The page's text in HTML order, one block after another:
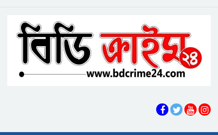
বরিশাল থেকে যেন কোনো রোগীকে ঢাকায় যেতে না
হয়: ড. জিয়াউদ্দিন
পটুয়াখালীতে কুকুরকে পিটিয়ে হত্যা, আসামীকে ২০
হাজার টাকা জরিমানা
ভোলায় পঞ্চম শ্রেণির ছাত্রীকে সংঘবদ্ধ ধর্ষণের